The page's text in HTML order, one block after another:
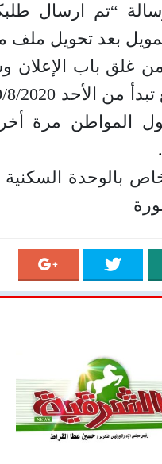
“تم ارسال
بعد تحويل ملف
تقريبا من غلق باب
المواطن مرة أخرى
بالوحدة